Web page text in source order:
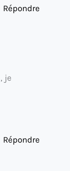
Répondre
je
Répondre